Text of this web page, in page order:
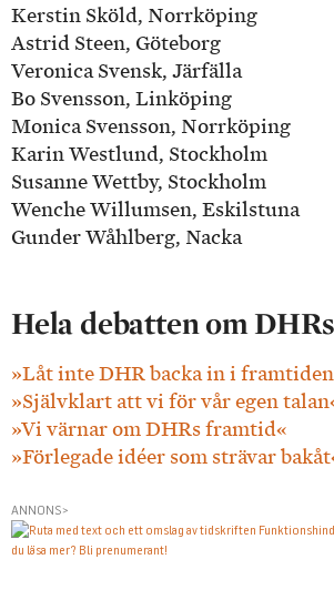
Kerstin Sköld, Norrköping
Astrid Steen, Göteborg
Veronica Svensk, Järfälla
Bo Svensson, Linköping
Monica Svensson, Norrköping
Karin Westlund, Stockholm
Susanne Wettby, Stockholm
Wenche Willumsen, Eskilstuna
Gunder Wåhlberg, Nacka
Hela debatten om
»Låt inte DHR backa in i
»Självklart att vi för vår egen
»Vi värnar om DHRs framtid«
»Förlegade idéer som strävar
ANNONS>